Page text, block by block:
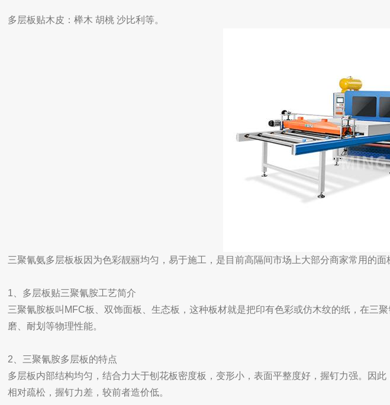
多层板贴木皮：榉木 胡桃 沙比利等。
三聚氰氨多层板板因为色彩靓丽均匀，易于施工，是目前高隔间市场上大部分商家常用的面
1、多层板贴三聚氰胺工艺简介
三聚氰胺板叫MFC板、双饰面板、生态板，这种板材就是把印有色彩或仿木纹的纸，在三
磨、耐划等物理性能。
2、三聚氰胺多层板的特点
多层板内部结构均匀，结合力大于刨花板密度板，变形小，表面平整度好，握钉力强。因
相对疏松，握钉力差，较前者造价低。